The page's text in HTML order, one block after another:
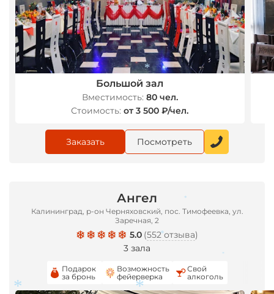
Большой зал
Вместимость: 80 чел.
Стоимость: от 3 500 ₽/чел.
Заказать Посмотреть
Ангел
Калининград, р-он Черняховский, пос. Тимофеевка, ул.
Заречная, 2
5.0 (552 отзыва)
3 зала
Подарок
за бронь
Возможность
фейерверка
Свой
алкоголь
*
*
*